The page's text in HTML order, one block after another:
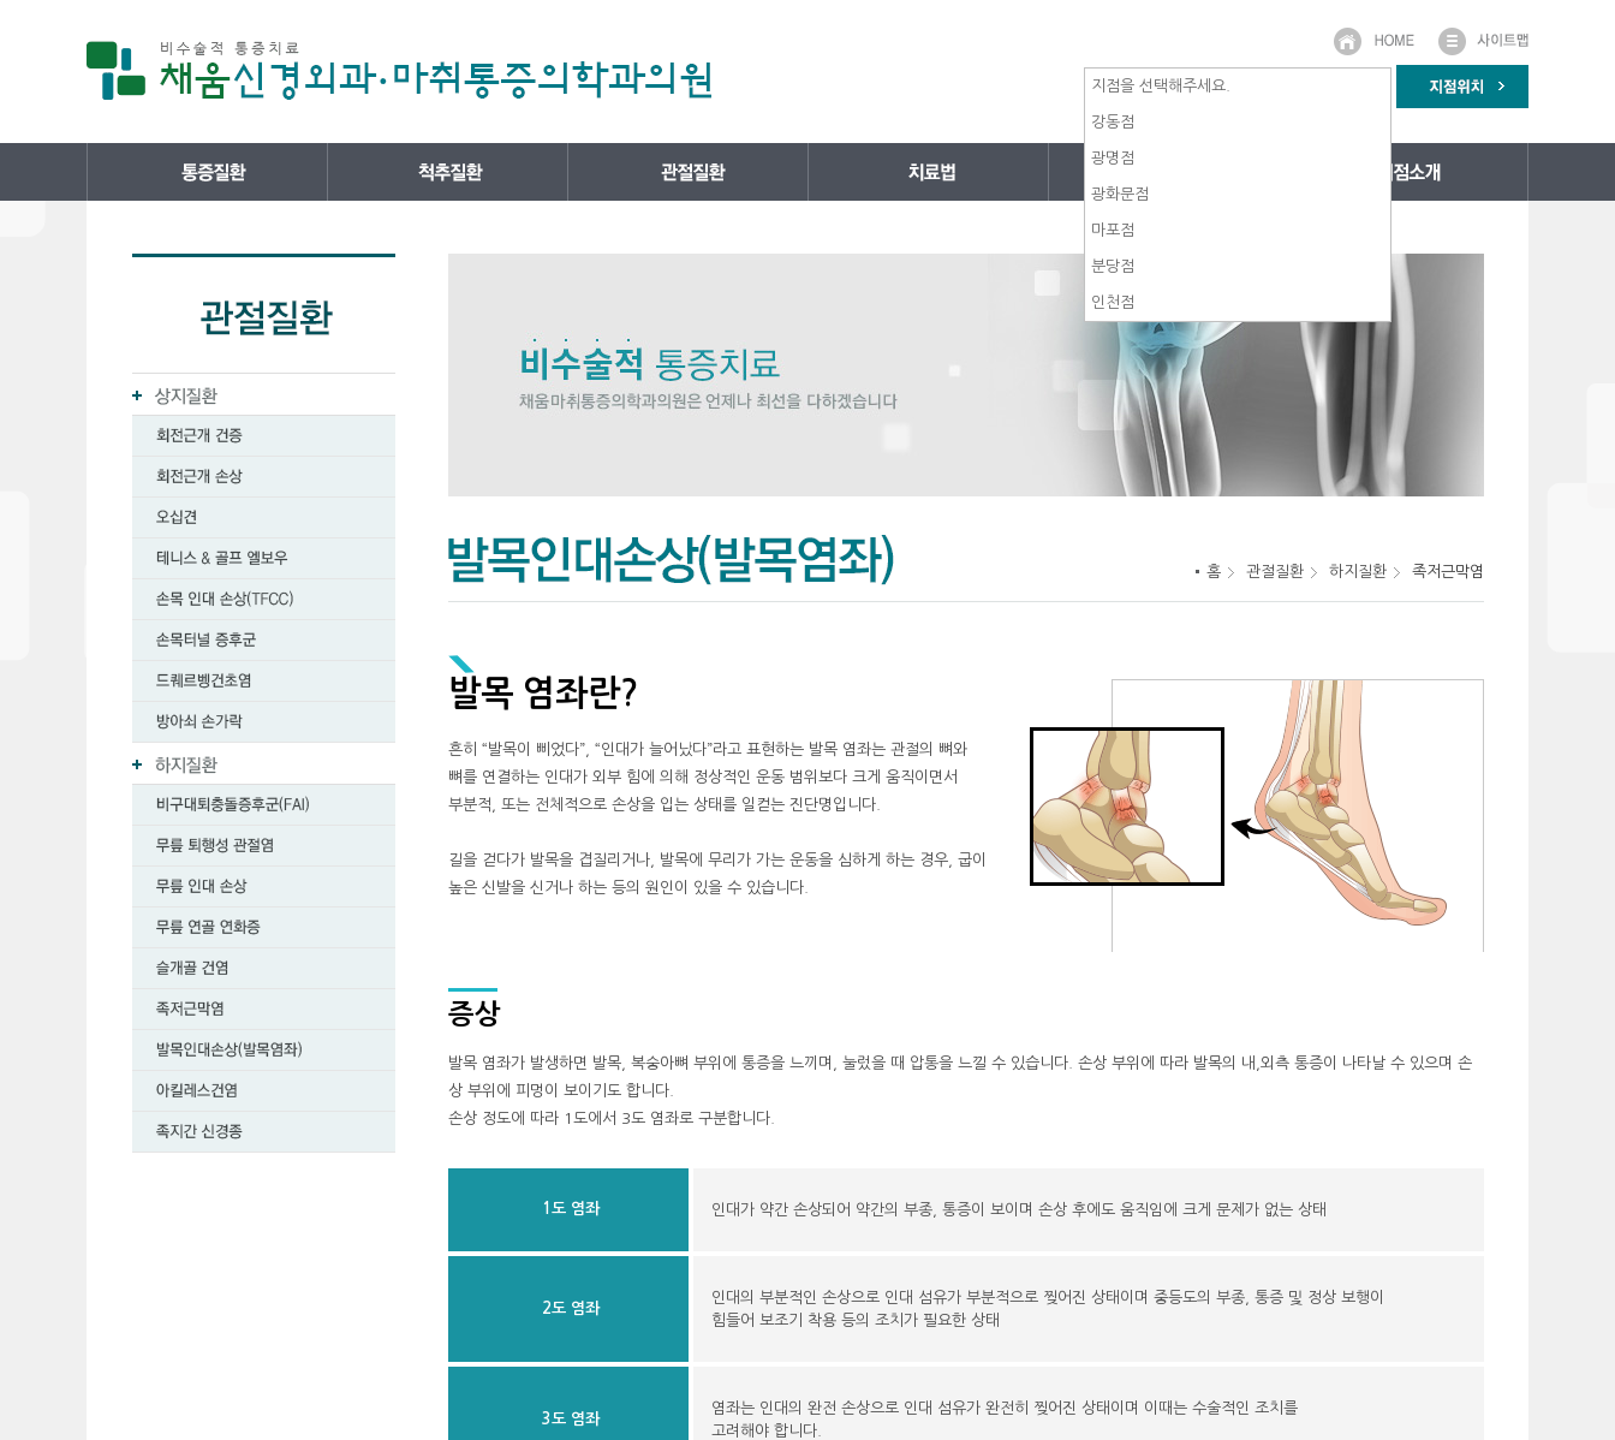
지점을 선택해주세요.
강동점
광명점
광화문점
마포점
분당점
인천점
홈 관절질환 하지질환 족저근막염
발목 염좌란?
흔히 “발목이 삐었다”, “인대가 늘어났다”라고 표현하는 발목 염좌는 관절의 뼈와
뼈를 연결하는 인대가 외부 힘에 의해 정상적인 운동 범위보다 크게 움직이면서
부분적, 또는 전체적으로 손상을 입는 상태를 일컫는 진단명입니다.
길을 걷다가 발목을 겹질리거나, 발목에 무리가 가는 운동을 심하게 하는 경우, 굽이
높은 신발을 신거나 하는 등의 원인이 있을 수 있습니다.
증상
발목 염좌가 발생하면 발목, 복숭아뼈 부위에 통증을 느끼며, 눌렀을 때 압통을 느낄 수 있습니다. 손상 부위에 따라 발목의 내,외측 통증이 나타날 수 있으며 손
상 부위에 피멍이 보이기도 합니다.
손상 정도에 따라 1도에서 3도 염좌로 구분합니다.
1도 염좌 인대가 약간 손상되어 약간의 부종, 통증이 보이며 손상 후에도 움직임에 크게 문제가 없는 상태
2도 염좌
인대의 부분적인 손상으로 인대 섬유가 부분적으로 찢어진 상태이며 중등도의 부종, 통증 및 정상 보행이
힘들어 보조기 착용 등의 조치가 필요한 상태
3도 염좌
염좌는 인대의 완전 손상으로 인대 섬유가 완전히 찢어진 상태이며 이때는 수술적인 조치를
고려해야 합니다.